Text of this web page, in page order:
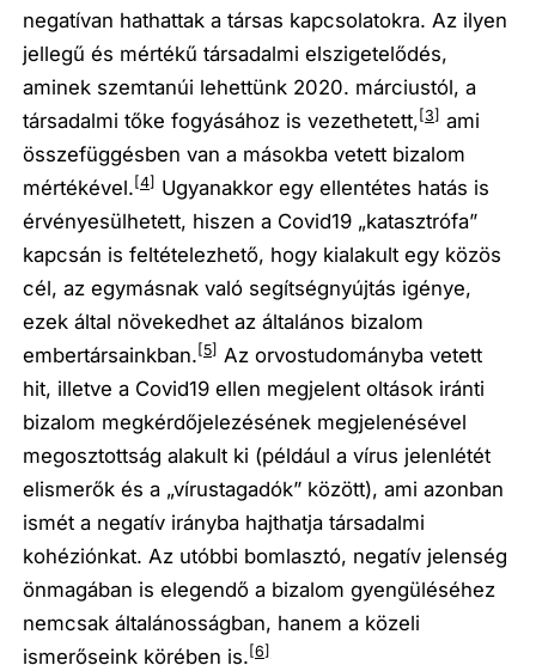
negatívan hathattak a társas kapcsolatokra. Az ilyen
jellegű és mértékű társadalmi elszigetelődés,
aminek szemtanúi lehettünk 2020. márciustól, a
társadalmi tőke fogyásához is vezethetett,[3]ami
összefüggésben van a másokba vetett bizalom
mértékével.[4]Ugyanakkor egy ellentétes hatás is
érvényesülhetett, hiszen a Covid19 „katasztrófa”
kapcsán is feltételezhető, hogy kialakult egy közös
cél, az egymásnak való segítségnyújtás igénye,
ezek által növekedhet az általános bizalom
embertársainkban.[5]Az orvostudományba vetett
hit, illetve a Covid19 ellen megjelent oltások iránti
bizalom megkérdőjelezésének megjelenésével
megosztottság alakult ki (például a vírus jelenlétét
elismerők és a „vírustagadók” között), ami azonban
ismét a negatív irányba hajthatja társadalmi
kohéziónkat. Az utóbbi bomlasztó, negatív jelenség
önmagában is elegendő a bizalom gyengüléséhez
nemcsak általánosságban, hanem a közeli
ismerőseink körében is.[6]